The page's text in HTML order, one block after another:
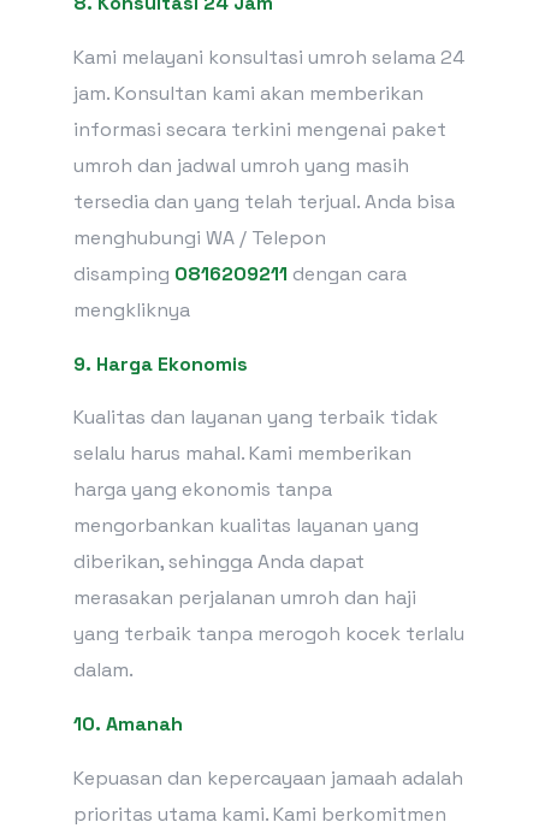
Kami melayani konsultasi umroh selama 24
jam. Konsultan kami akan memberikan
informasi secara terkini mengenai paket
umroh dan jadwal umroh yang masih
tersedia dan yang telah terjual. Anda bisa
menghubungi WA / Telepon
disamping 0816209211 dengan cara
mengkliknya
9. Harga Ekonomis
Kualitas dan layanan yang terbaik tidak
selalu harus mahal. Kami memberikan
harga yang ekonomis tanpa
mengorbankan kualitas layanan yang
diberikan, sehingga Anda dapat
merasakan perjalanan umroh dan haji
yang terbaik tanpa merogoh kocek terlalu
dalam.
10. Amanah
Kepuasan dan kepercayaan jamaah adalah
prioritas utama kami. Kami berkomitmen